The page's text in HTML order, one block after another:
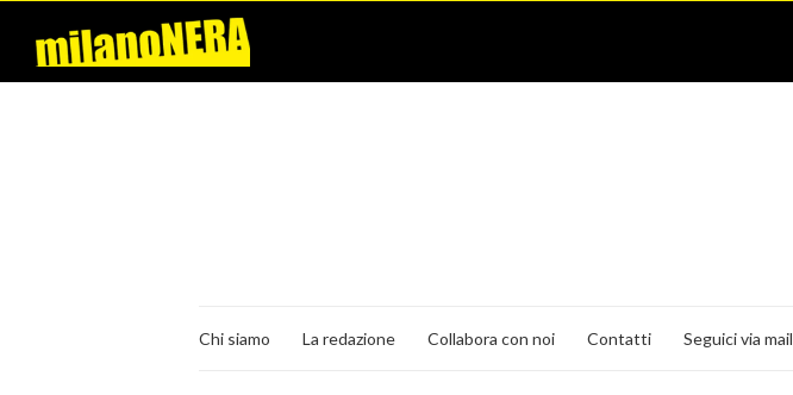
Chi siamo La redazione Collabora con noi Contatti Seguici via mail